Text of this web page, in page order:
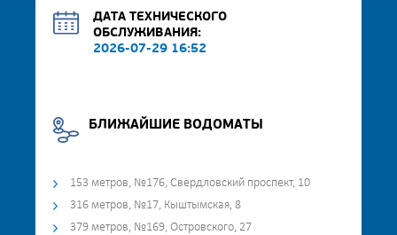
ДАТА ТЕХНИЧЕСКОГО
ОБСЛУЖИВАНИЯ:
2026-07-29 16:52
БЛИЖАЙШИЕ ВОДОМАТЫ
153 метров, №176, Свердловский проспект, 10
316 метров, №17, Кыштымская, 8
379 метров, №169, Островского, 27